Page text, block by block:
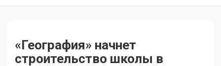
Продвижение Поздравляем
«География» начнет
строительство школы в